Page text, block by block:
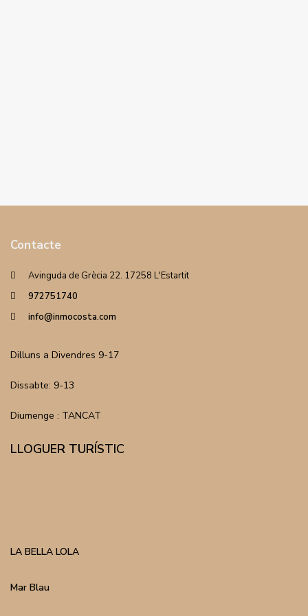
Contacte
Avinguda de Grècia 22. 17258 L'Estartit
972751740
info@inmocosta.com
Dilluns a Divendres 9-17
Dissabte: 9-13
Diumenge : TANCAT
LLOGUER TURÍSTIC
LA BELLA LOLA
Mar Blau